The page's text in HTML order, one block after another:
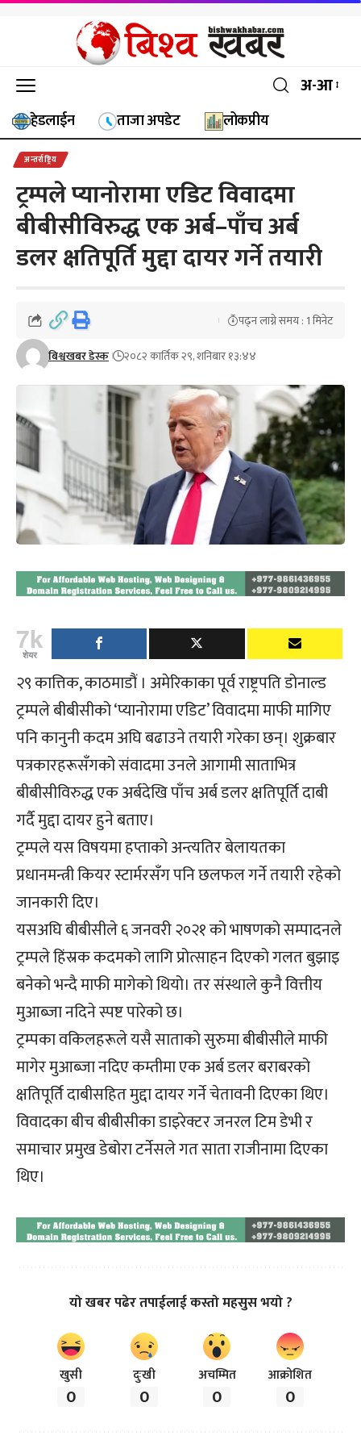
अ-आ
हेडलाईन ताजा अपडेट लोकप्रीय
अन्तर्राष्ट्रिय
ट्रम्पले प्यानोरामा एडिट विवादमा
बीबीसीविरुद्ध एक अर्ब–पाँच अर्ब
डलर क्षतिपूर्ति मुद्दा दायर गर्ने तयारी
बिश्वखबर डेस्क २०८२ कार्तिक २९, शनिबार १३:४४
पढ्न लाग्ने समय : 1 मिनेट
7k
शेयर
२९ कात्तिक, काठमाडौं । अमेरिकाका पूर्व राष्ट्रपति डोनाल्ड
ट्रम्पले बीबीसीको ‘प्यानोरामा एडिट’ विवादमा माफी मागिए
पनि कानुनी कदम अघि बढाउने तयारी गरेका छन्। शुक्रबार
पत्रकारहरूसँगको संवादमा उनले आगामी साताभित्र
बीबीसीविरुद्ध एक अर्बदेखि पाँच अर्ब डलर क्षतिपूर्ति दाबी
गर्दै मुद्दा दायर हुने बताए।
ट्रम्पले यस विषयमा हप्ताको अन्त्यतिर बेलायतका
प्रधानमन्त्री कियर स्टार्मरसँग पनि छलफल गर्ने तयारी रहेको
जानकारी दिए।
यसअघि बीबीसीले ६ जनवरी २०२१ को भाषणको सम्पादनले
ट्रम्पले हिंस्रक कदमको लागि प्रोत्साहन दिएको गलत बुझाइ
बनेको भन्दै माफी मागेको थियो। तर संस्थाले कुनै वित्तीय
मुआब्जा नदिने स्पष्ट पारेको छ।
ट्रम्पका वकिलहरूले यसै साताको सुरुमा बीबीसीले माफी
मागेर मुआब्जा नदिए कम्तीमा एक अर्ब डलर बराबरको
क्षतिपूर्ति दाबीसहित मुद्दा दायर गर्ने चेतावनी दिएका थिए।
विवादका बीच बीबीसीका डाइरेक्टर जनरल टिम डेभी र
समाचार प्रमुख डेबोरा टर्नेसले गत साता राजीनामा दिएका
थिए।
यो खबर पढेर तपाईलाई कस्तो महसुस भयो ?
खुसी
0
दुःखी
0
अचम्मित
0
आक्रोशित
0